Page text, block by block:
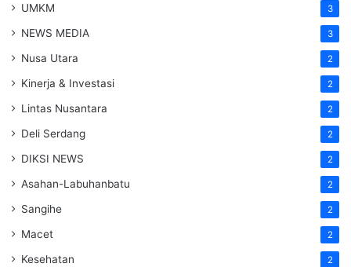
UMKM 3
NEWS MEDIA 3
Nusa Utara 2
Kinerja & Investasi 2
Lintas Nusantara 2
Deli Serdang 2
DIKSI NEWS 2
Asahan-Labuhanbatu 2
Sangihe 2
Macet 2
Kesehatan 2